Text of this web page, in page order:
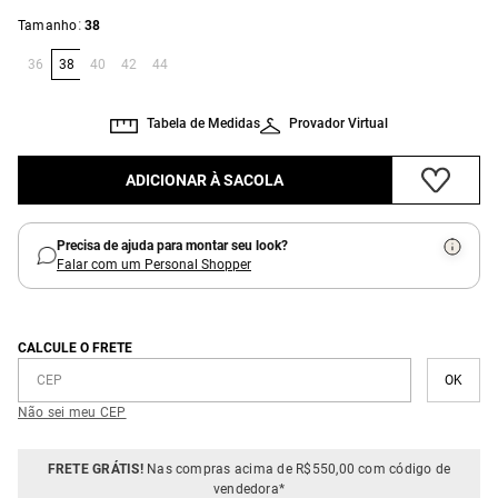
Tamanho: 38
36 38 40 42 44
Provador Virtual
Tabela de Medidas
ADICIONAR À SACOLA
Precisa de ajuda para montar seu look?
Falar com um Personal Shopper
CALCULE O FRETE
Não sei meu CEP
FRETE GRÁTIS!Nas compras acima de R$550,00 com código de
vendedora*